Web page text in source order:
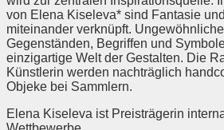
von Elena Kiseleva* sind Fantasie
miteinander verknüpft.
Gegenständen, Begriffen und
einzigartige Welt der Gestalten. Die
Künstlerin werden nachträglich
Objeke bei Sammlern.
Elena Kiseleva ist Preisträgerin